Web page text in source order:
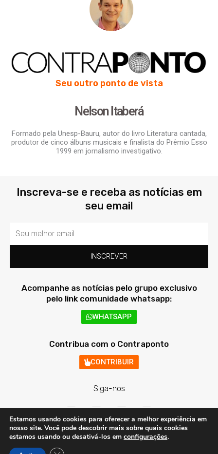
Seu outro ponto de vista
Nelson Itaberá
Formado pela Unesp-Bauru, autor do livro Literatura cantada,
produtor de cinco álbuns musicais e finalista do Prêmio Esso
1999 em jornalismo investigativo.
Inscreva-se e receba as notícias em
seu email
Email
INSCREVER
Acompanhe as notícias pelo grupo exclusivo
pelo link comunidade whatsapp:
WHATSAPP
Contribua com o Contraponto
CONTRIBUIR
Siga-nos
F
a
c
e
b
T
w
i
t
t
I
n
s
t
a
Y
o
u
t
u
Contraponto Digital - Todos os direitos reservados © 2020 - 2026
Estamos usando cookies para oferecer a melhor experiência em
nosso site. Você pode descobrir mais sobre quais cookies
estamos usando ou desativá-los em configurações.